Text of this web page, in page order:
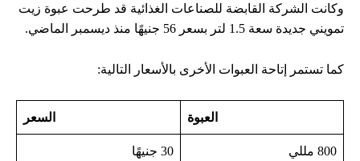
وكانت الشركة القابضة للصناعات الغذائية قد طرحت عبوة زيت
تمويني جديدة سعة 1.5 لتر بسعر 56 جنيهًا منذ ديسمبر الماضي.
كما تستمر إتاحة العبوات الأخرى بالأسعار التالية:
العبوة السعر
800 مللي 30 جنيهًا